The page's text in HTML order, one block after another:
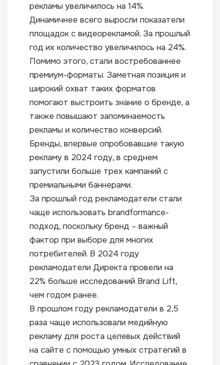
рекламы увеличилось на 14%.
Динамичнее всего выросли показатели
площадок с видеорекламой. За прошлый
год их количество увеличилось на 24%.
Помимо этого, стали востребованнее
премиум-форматы. Заметная позиция и
широкий охват таких форматов
помогают выстроить знание о бренде, а
также повышают запоминаемость
рекламы и количество конверсий.
Бренды, впервые опробовавшие такую
рекламу в 2024 году, в среднем
запустили больше трех кампаний с
премиальными баннерами.
За прошлый год рекламодатели стали
чаще использовать brandformance-
подход, поскольку бренд – важный
фактор при выборе для многих
потребителей. В 2024 году
рекламодатели Директа провели на
22% больше исследований Brand Lift,
чем годом ранее.
В прошлом году рекламодатели в 2,5
раза чаще использовали медийную
рекламу для роста целевых действий
на сайте с помощью умных стратегий в